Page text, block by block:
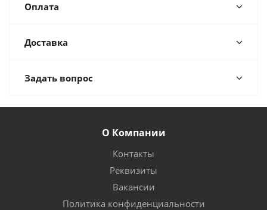
Оплата
Доставка
Задать вопрос
О Компании
Контакты
Реквизиты
Вакансии
Политика конфиденциальности